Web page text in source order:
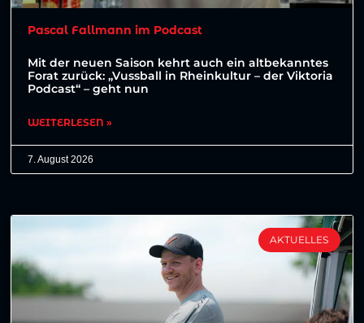
Pascal Fallmann im Podcast
Mit der neuen Saison kehrt auch ein altbekanntes
Forat zurück: „Vussball in Rheinkultur – der Viktoria
Podcast“ – geht nun
WEITERLESEN »
7. August 2026
AKTUELLES